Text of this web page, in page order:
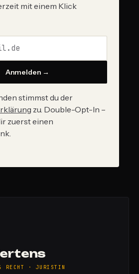
mit einem Klick
Anmelden →
stimmst du der
zu. Double-Opt-In –
zuerst einen
RECHT · JURISTIN